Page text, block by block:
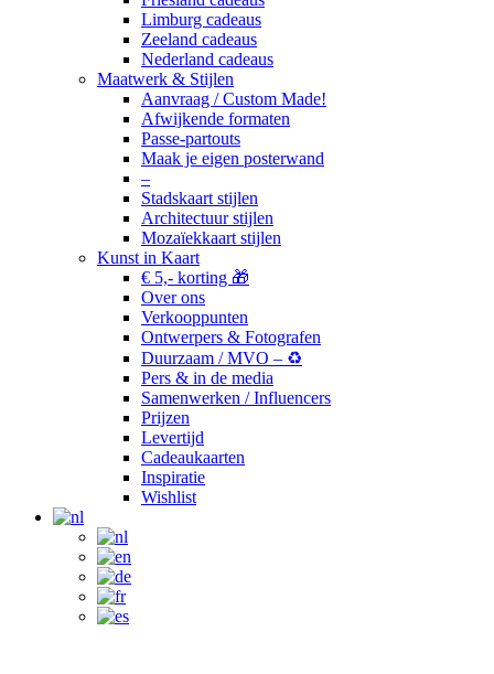
Limburg cadeaus
Zeeland cadeaus
Nederland cadeaus
Maatwerk & Stijlen
Aanvraag / Custom Made!
Afwijkende formaten
Passe-partouts
Maak je eigen posterwand
–
Stadskaart stijlen
Architectuur stijlen
Mozaïekkaart stijlen
Kunst in Kaart
€ 5,- korting 🎁
Over ons
Verkooppunten
Ontwerpers & Fotografen
Duurzaam / MVO – ♻️
Pers & in de media
Samenwerken / Influencers
Prijzen
Levertijd
Cadeaukaarten
Inspiratie
Wishlist